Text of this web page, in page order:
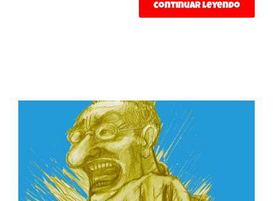
continuar leyendo